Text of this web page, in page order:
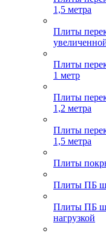
1,5 метра
Плиты
Плиты
1 метр
Плиты
1,2 метра
Плиты
1,5 метра
Плиты
Плиты ПБ
Плиты ПБ
нагрузкой